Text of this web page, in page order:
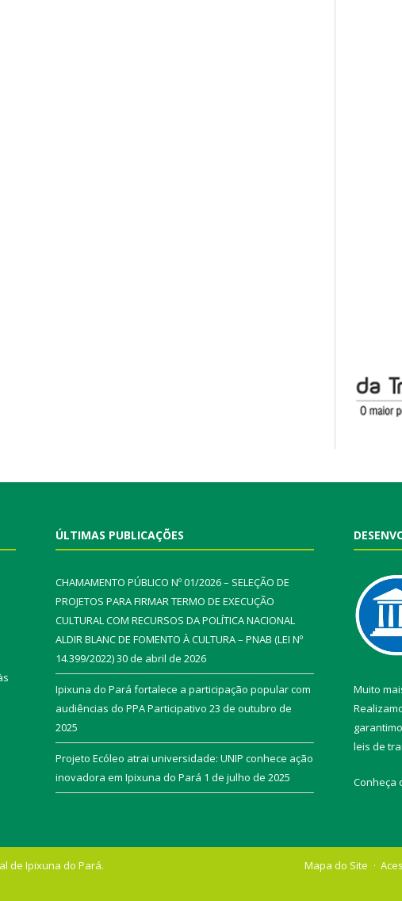
ÚLTIMAS PUBLICAÇÕES
CHAMAMENTO PÚBLICO Nº 01/2026 – SELEÇÃO DE
PROJETOS PARA FIRMAR TERMO DE EXECUÇÃO
CULTURAL COM RECURSOS DA POLÍTICA NACIONAL
ALDIR BLANC DE FOMENTO À CULTURA – PNAB (LEI Nº
14.399/2022)30 de abril de 2026
Ipixuna do Pará fortalece a participação popular com
audiências do PPA Participativo 23 de outubro de
2025
Projeto Ecóleo atrai universidade: UNIP conhece ação
inovadora em Ipixuna do Pará 1 de julho de 2025
Muito
leis de
Conheça
de Ipixuna do Pará. Mapa do Site